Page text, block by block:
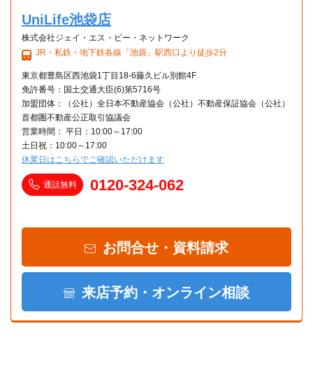
UniLife池袋店
株式会社ジェイ・エス・ビー・ネットワーク
JR・私鉄・地下鉄各線「池袋」駅西口より徒歩2分
東京都豊島区西池袋1丁目18-6藤久ビル別館4F
免許番号：国土交通大臣(6)第5716号
加盟団体：（公社）全日本不動産協会（公社）不動産保証協会（公社）
首都圏不動産公正取引協議会
営業時間： 平日：10:00～17:00
土日祝：10:00～17:00
休業日はこちらでご確認いただけます
通話無料 0120-324-062
お問合せ・資料請求
来店予約・オンライン相談